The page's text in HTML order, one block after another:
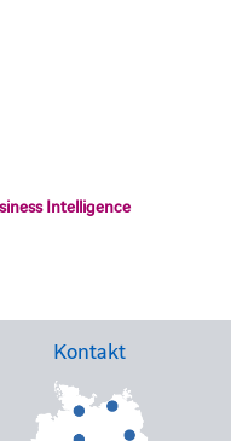
Intelligence
Kontakt